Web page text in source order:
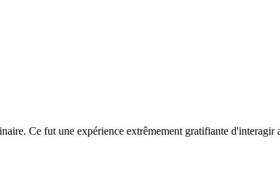
Ce fut une expérience extrêmement gratifiante d'interagir